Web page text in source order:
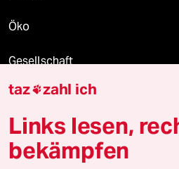
Öko
Gesellschaft
Kultur
Sport
taz zahl ich
Links lesen,
bekämpfen